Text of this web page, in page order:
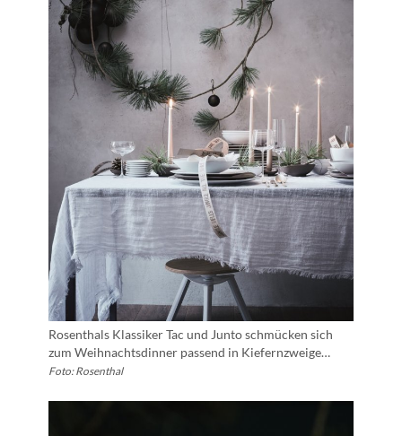
Rosenthals Klassiker Tac und Junto schmücken sich
zum Weihnachtsdinner passend in Kiefernzweige…
Foto: Rosenthal